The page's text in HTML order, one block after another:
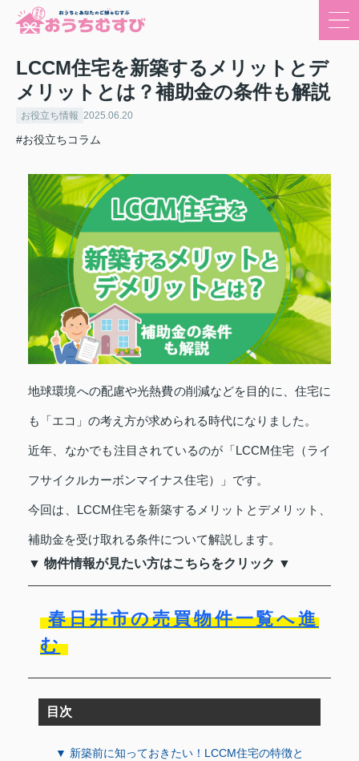
LCCM住宅を新築するメリットとデ
メリットとは？補助金の条件も解説
お役立ち情報 2025.06.20
#お役立ちコラム
地球環境への配慮や光熱費の削減などを目的に、住宅に
も「エコ」の考え方が求められる時代になりました。
近年、なかでも注目されているのが「LCCM住宅（ライ
フサイクルカーボンマイナス住宅）」です。
今回は、LCCM住宅を新築するメリットとデメリット、
補助金を受け取れる条件について解説します。
▼ 物件情報が見たい方はこちらをクリック ▼
春日井市の売買物件一覧へ進
む
目次
▼ 新築前に知っておきたい！LCCM住宅の特徴と